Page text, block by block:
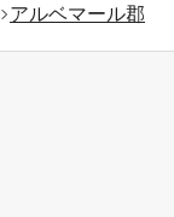
アルベマール郡